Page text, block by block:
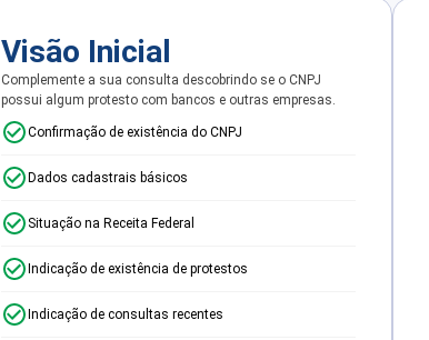
Visão Inicial
Complemente a sua consulta descobrindo se o CNPJ
possui algum protesto com bancos e outras empresas.
Confirmação de existência do CNPJ
Dados cadastrais básicos
Situação na Receita Federal
Indicação de existência de protestos
Indicação de consultas recentes